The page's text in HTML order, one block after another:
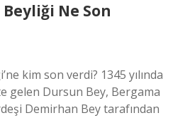
Ne Son
kim son verdi? 1345 yılında
gelen Dursun Bey, Bergama
Demirhan Bey tarafından